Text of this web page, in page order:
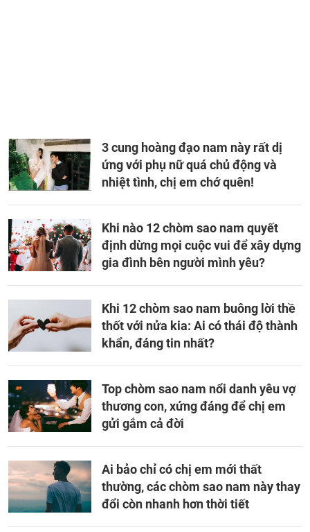
3 cung hoàng đạo nam này rất dị
ứng với phụ nữ quá chủ động và
nhiệt tình, chị em chớ quên!
Khi nào 12 chòm sao nam quyết
định dừng mọi cuộc vui để xây dựng
gia đình bên người mình yêu?
Khi 12 chòm sao nam buông lời thề
thốt với nửa kia: Ai có thái độ thành
khẩn, đáng tin nhất?
Top chòm sao nam nổi danh yêu vợ
thương con, xứng đáng để chị em
gửi gắm cả đời
Ai bảo chỉ có chị em mới thất
thường, các chòm sao nam này thay
đổi còn nhanh hơn thời tiết